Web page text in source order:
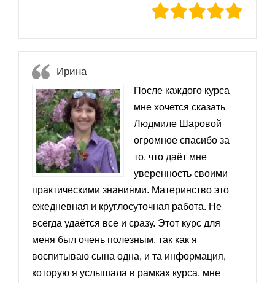
Ирина
После каждого курса
мне хочется сказать
Людмиле Шаровой
огромное спасибо за
то, что даёт мне
уверенность своими
практическими знаниями. Материнство это
ежедневная и круглосуточная работа. Не
всегда удаётся все и сразу. Этот курс для
меня был очень полезным, так как я
воспитываю сына одна, и та информация,
которую я услышала в рамках курса, мне